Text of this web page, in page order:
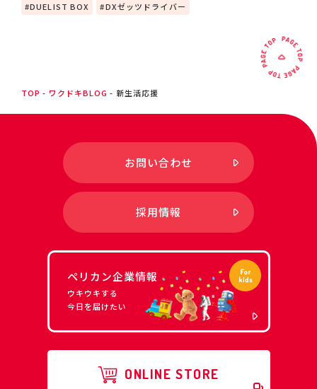
DUELIST BOX
DXゼッツドライバー
TOP ワクドキBLOG 新生活応援
お問い合わせ
採用情報
ペリカン企業情報
ウキウキする
今日を届けたい
ONLINE STORE